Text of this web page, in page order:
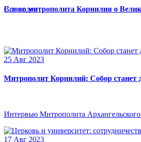
Слово митрополита Корнилия о
Все видео
25 Авг 2023
Митрополит Корнилий: Собор станет
Интервью Митрополита
17 Авг 2023